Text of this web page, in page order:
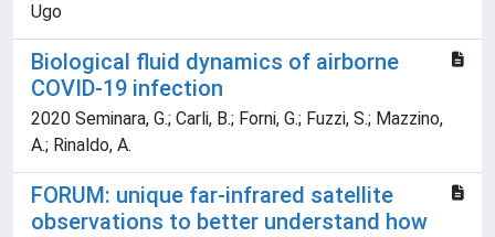
Ugo
Biological fluid dynamics of airborne
COVID-19 infection
2020 Seminara, G.; Carli, B.; Forni, G.; Fuzzi, S.; Mazzino,
A.; Rinaldo, A.
FORUM: unique far-infrared satellite
observations to better understand how